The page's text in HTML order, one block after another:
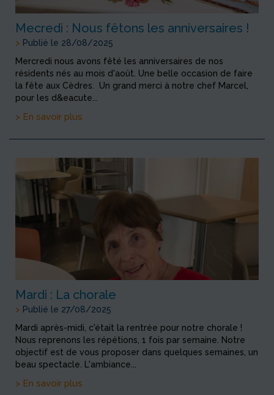
Mecredi : Nous fêtons les anniversaires !
> Publié le 28/08/2025
Mercredi nous avons fêté les anniversaires de nos
résidents nés au mois d'août. Une belle occasion de faire
la fête aux Cèdres. Un grand merci à notre chef Marcel,
pour les d&eacute...
> En savoir plus
Mardi : La chorale
> Publié le 27/08/2025
Mardi après-midi, c'était la rentrée pour notre chorale !
Nous reprenons les répétions, 1 fois par semaine. Notre
objectif est de vous proposer dans quelques semaines, un
beau spectacle. L'ambiance...
> En savoir plus